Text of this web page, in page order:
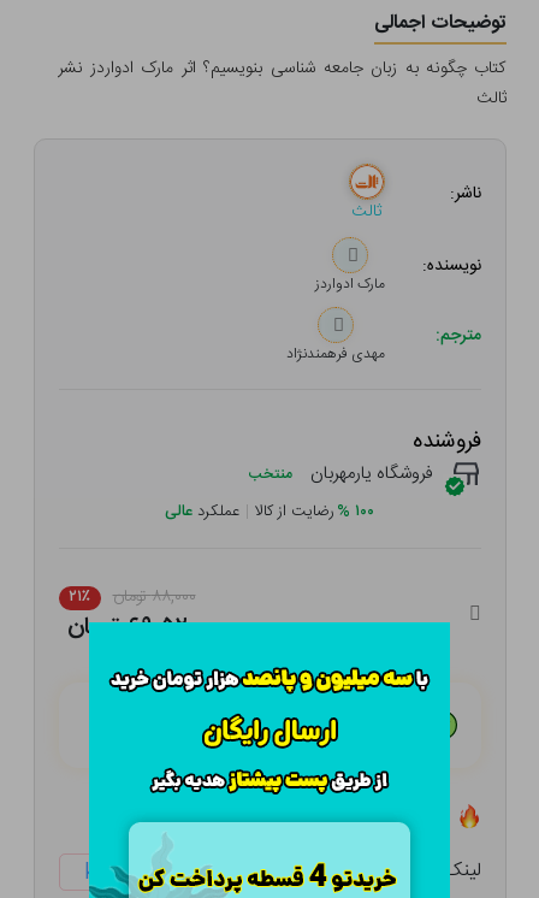
توضیحات اجمالی
کتاب چگونه به زبان جامعه شناسی بنویسیم؟ اثر مارک ادواردز نشر
ثالث
ناشر:
ثالث
نویسنده:
مارک ادواردز
مترجم:
مهدی فرهمندنژاد
فروشنده
فروشگاه یارمهربان منتخب
۱۰۰ %رضایت از کالا | عملکرد عالی
۸۸,۰۰۰ تومان ۲۱٪
۶۹,۵۲۰ تومان
هـر قسط با تــرب‌پــی:
لینک کوتاه: ketabtala.com/sbp-21131